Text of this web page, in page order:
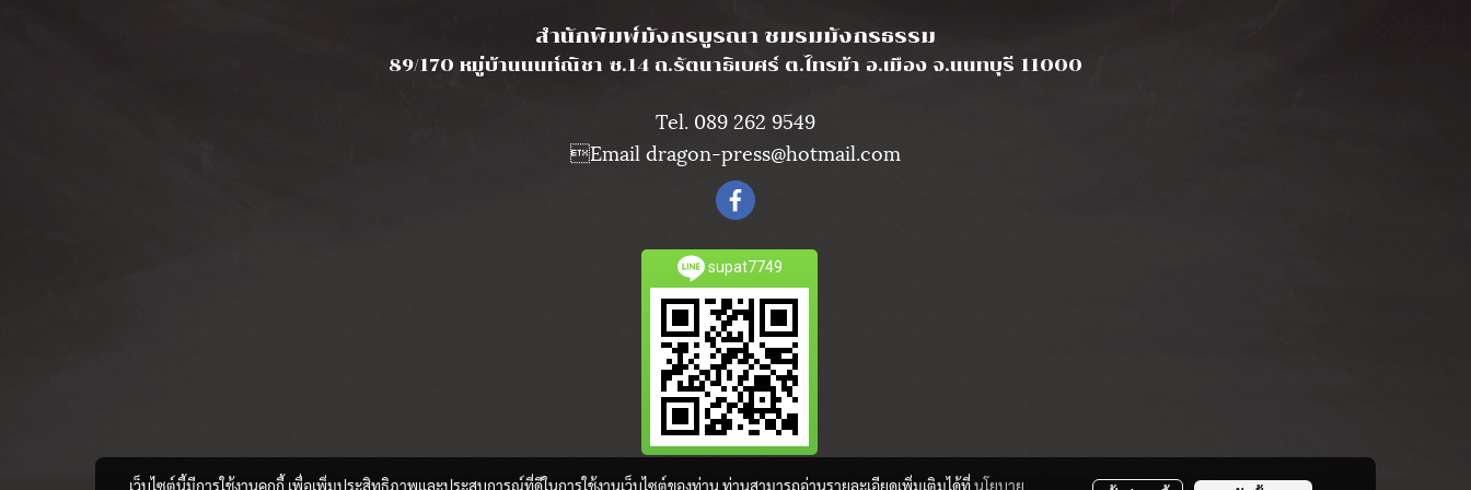
สำนักพิมพ์มังกรบูรณา ชมรมมังกรธรรม
89/170 หมู่บ้านนนท์ณิชา ซ.14 ถ.รัตนาธิเบศร์ ต.ไทรม้า อ.เมือง จ.นนทบุรี 11000
Tel. 089 262 9549
Email dragon-press@hotmail.com
supat7749
เว็บไซต์นี้มีการใช้งานคุกกี้ เพื่อเพิ่มประสิทธิภาพและประสบการณ์ที่ดีในการใช้งานเว็บไซต์ของท่าน ท่านสามารถอ่านรายละเอียดเพิ่มเติมได้ที่นโยบาย